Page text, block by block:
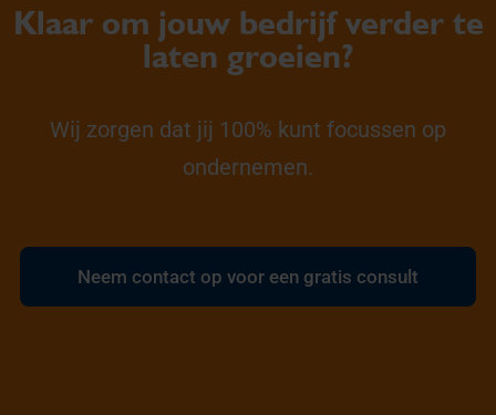
Klaar om jouw bedrijf verder te
laten groeien?
Wij zorgen dat jij 100% kunt focussen op
ondernemen.
Neem contact op voor een gratis consult